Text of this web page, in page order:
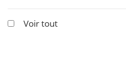
Voir tout